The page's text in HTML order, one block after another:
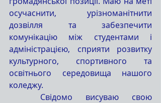
осучаснити, урізноманітнити
дозвілля та забезпечити
комунікацію між студентами і
адміністрацією, сприяти розвитку
культурного, спортивного та
освітнього середовища нашого
коледжу.